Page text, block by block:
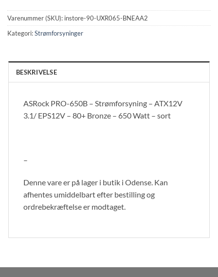
Varenummer (SKU): instore-90-UXR065-BNEAA2
Kategori:Strømforsyninger
BESKRIVELSE
ASRock PRO-650B – Strømforsyning – ATX12V
3.1/ EPS12V – 80+ Bronze – 650 Watt – sort
–
Denne vare er på lager i butik i Odense. Kan
afhentes umiddelbart efter bestilling og
ordrebekræftelse er modtaget.